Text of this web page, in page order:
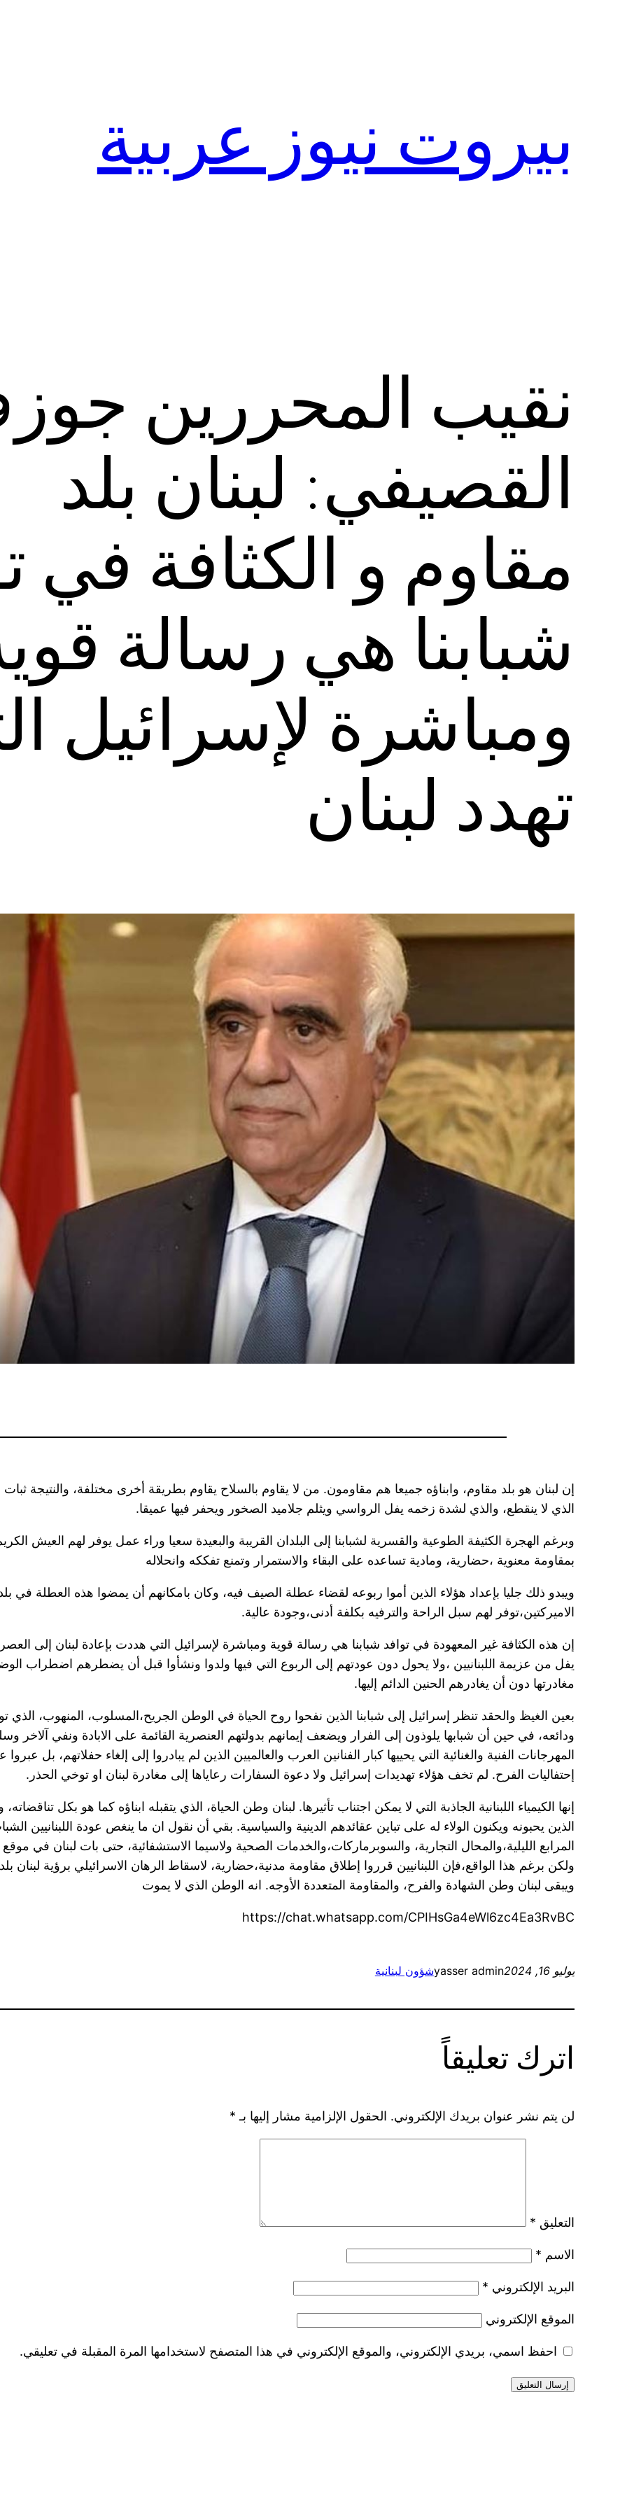
بيروت نيوز عربية
نقيب المحررين
القصيفي: لبنان بلد
مقاوم و الكثافة في
شبابنا هي رسالة
ومباشرة لإسرائيل
تهدد لبنان
إن لبنان هو بلد مقاوم، وابناؤه جميعا هم مقاومون. من لا يقاوم بالسلاح يقاوم بطريقة أخرى مختلفة، والنتيجة
الذي لا ينقطع، والذي لشدة زخمه يفل الرواسي ويثلم جلاميد الصخور ويحفر فيها عميقا.
وبرغم الهجرة الكثيفة الطوعية والقسرية لشبابنا إلى البلدان القريبة والبعيدة سعيا وراء عمل يوفر لهم العيش
بمقاومة معنوية ،حضارية، ومادية تساعده على البقاء والاستمرار وتمنع تفككه وانحلاله
ويبدو ذلك جليا بإعداد هؤلاء الذين أموا ربوعه لقضاء عطلة الصيف فيه، وكان بامكانهم أن يمضوا هذه العطلة في
الاميركتين،توفر لهم سبل الراحة والترفيه بكلفة أدنى،وجودة عالية.
إن هذه الكثافة غير المعهودة في توافد شبابنا هي رسالة قوية ومباشرة لإسرائيل التي هددت بإعادة لبنان إلى
يفل من عزيمة اللبنانيين ،ولا يحول دون عودتهم إلى الربوع التي فيها ولدوا ونشأوا قبل أن يضطرهم اضطراب
مغادرتها دون أن يغادرهم الحنين الدائم إليها.
بعين الغيظ والحقد تنظر إسرائيل إلى شبابنا الذين نفحوا روح الحياة في الوطن الجريح،المسلوب، المنهوب،
ودائعه، في حين أن شبابها يلوذون إلى الفرار ويضعف إيمانهم بدولتهم العنصرية القائمة على الابادة ونفي آلاخر
المهرجانات الفنية والغنائية التي يحييها كبار الفنانين العرب والعالميين الذين لم يبادروا إلى إلغاء حفلاتهم، بل
إحتفاليات الفرح. لم تخف هؤلاء تهديدات إسرائيل ولا دعوة السفارات رعاياها إلى مغادرة لبنان او توخي الحذر.
إنها الكيمياء اللبنانية الجاذبة التي لا يمكن اجتناب تأثيرها. لبنان وطن الحياة، الذي يتقبله ابناؤه كما هو بكل
الذين يحبونه ويكنون الولاء له على تباين عقائدهم الدينية والسياسية. بقي أن نقول ان ما ينغص عودة
المرابع الليلية،والمحال التجارية، والسوبرماركات،والخدمات الصحية ولاسيما الاستشفائية، حتى بات لبنان في
ولكن برغم هذا الواقع،فإن اللبنانيين قرروا إطلاق مقاومة مدنية،حضارية، لاسقاط الرهان الاسرائيلي برؤية
ويبقى لبنان وطن الشهادة والفرح، والمقاومة المتعددة الأوجه. انه الوطن الذي لا يموت
https://chat.whatsapp.com/CPIHsGa4eWl6zc4Ea3RvBC
يوليو 16, 2024 yasser adminشؤون لبنانية
اترك تعليقاً
لن يتم نشر عنوان بريدك الإلكتروني. الحقول الإلزامية مشار إليها بـ *
التعليق *
الاسم *
البريد الإلكتروني *
الموقع الإلكتروني
احفظ اسمي، بريدي الإلكتروني، والموقع الإلكتروني في هذا المتصفح لاستخدامها المرة المقبلة في تعليقي.